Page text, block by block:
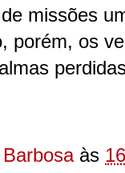
missões
porém, os
às